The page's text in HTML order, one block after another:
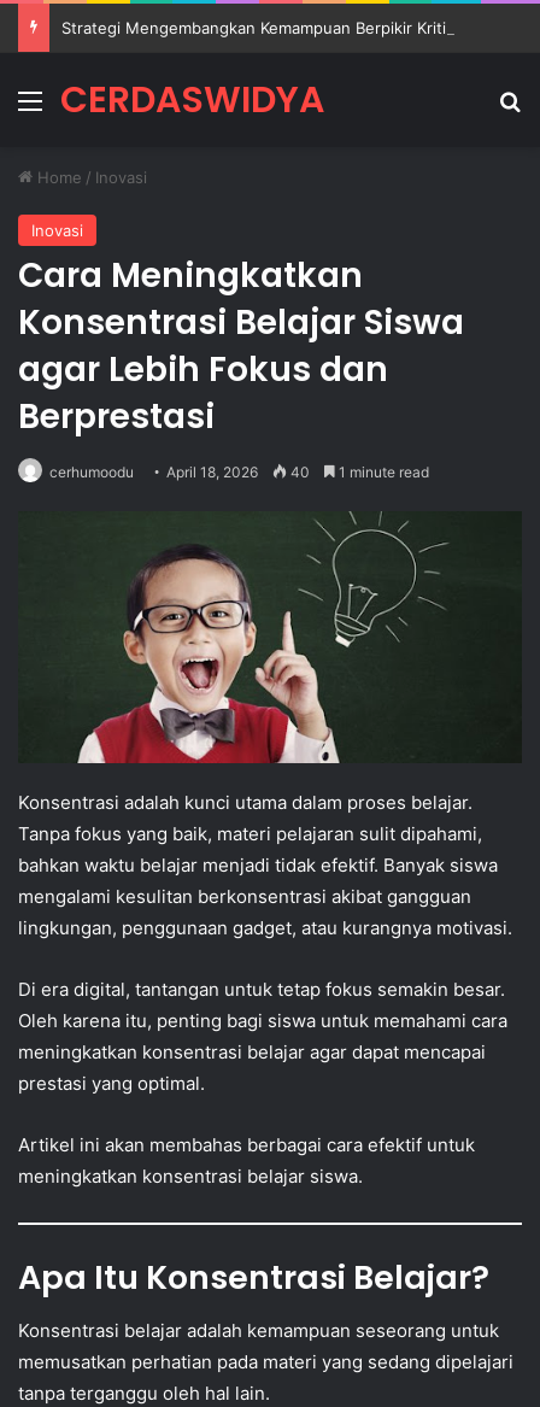
MenuCERDASWIDYA
Home / Inovasi
Inovasi
Cara Meningkatkan
Konsentrasi Belajar Siswa
agar Lebih Fokus dan
Berprestasi
cerhumoodu April 18, 2026 40 1 minute read
Konsentrasi adalah kunci utama dalam proses belajar.
Tanpa fokus yang baik, materi pelajaran sulit dipahami,
bahkan waktu belajar menjadi tidak efektif. Banyak siswa
mengalami kesulitan berkonsentrasi akibat gangguan
lingkungan, penggunaan gadget, atau kurangnya motivasi.
Di era digital, tantangan untuk tetap fokus semakin besar.
Oleh karena itu, penting bagi siswa untuk memahami cara
meningkatkan konsentrasi belajar agar dapat mencapai
prestasi yang optimal.
Artikel ini akan membahas berbagai cara efektif untuk
meningkatkan konsentrasi belajar siswa.
Apa Itu Konsentrasi Belajar?
Konsentrasi belajar adalah kemampuan seseorang untuk
memusatkan perhatian pada materi yang sedang dipelajari
tanpa terganggu oleh hal lain.